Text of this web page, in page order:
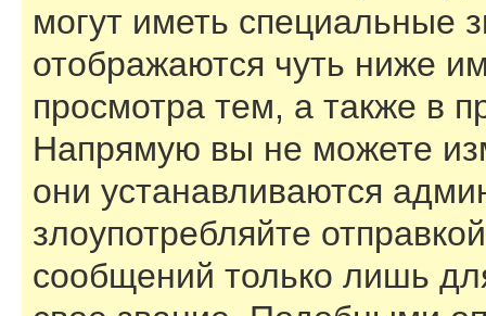
могут иметь специальные
отображаются чуть ниже
просмотра тем, а также в
Напрямую вы не можете
они устанавливаются
злоупотребляйте
сообщений только лишь